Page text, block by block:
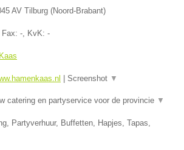
AV Tilburg (Noord-Brabant)
Fax: -, KvK: -
Screenshot ▼
catering en partyservice voor de provincie ▼
Partyverhuur, Buffetten, Hapjes, Tapas,